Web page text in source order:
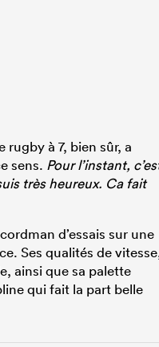
rugby à 7, bien sûr, a
sens. Pour l’instant,
très heureux. Ca fait
d’essais sur une
Ses qualités de
ainsi que sa palette
qui fait la part belle